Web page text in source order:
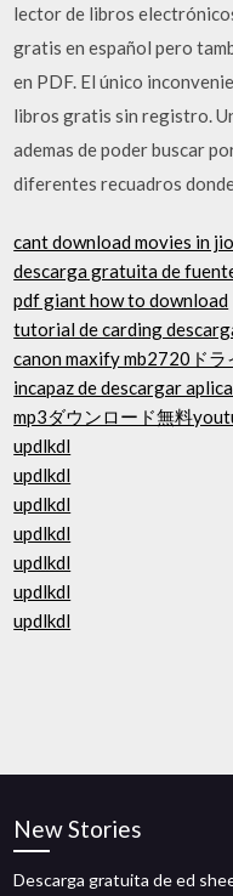
lector de libros
gratis en español pero
en PDF. El único
libros gratis sin registro.
ademas de poder buscar
diferentes recuadros
cant download movies in
descarga gratuita de
pdf giant how to download
tutorial de carding
canon maxify mb2720ド
incapaz de descargar
mp3ダウンロード無料
updlkdl
updlkdl
updlkdl
updlkdl
updlkdl
updlkdl
updlkdl
New Stories
Descarga gratuita de ed